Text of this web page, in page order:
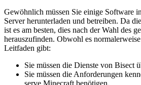
Gewöhnlich müssen Sie einige Software
Server herunterladen und betreiben. Da
ist es am besten, dies nach der Wahl des
herauszufinden. Obwohl es
Leitfaden gibt:
Sie müssen die Dienste von Bisect
Sie müssen die Anforderungen